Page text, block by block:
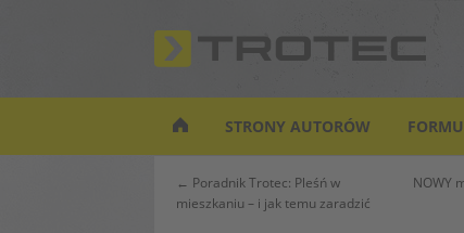
m
STRONY AUTORÓW
Nawigacja
wpisu
← Poradnik Trotec: Pleśń w
mieszkaniu – i jak temu zaradzić
NOWY